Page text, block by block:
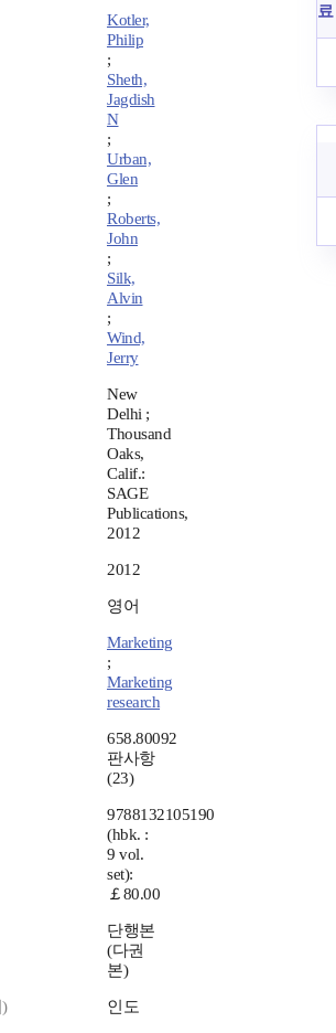
Kotler,
Philip
;
Sheth,
Jagdish
N
;
Urban,
Glen
;
Roberts,
John
;
Silk,
Alvin
;
Wind,
Jerry
New
Delhi ;
Thousand
Oaks,
Calif.:
SAGE
Publications,
2012
2012
영어
Marketing
;
Marketing
research
658.80092
판사항
(23)
9788132105190
(hbk. :
9 vol.
set):
￡80.00
단행본
(다권
본)
인도
료